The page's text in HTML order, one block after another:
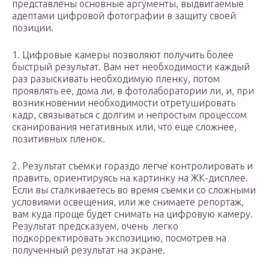
представлены основные аргументы, выдвигаемые
адептами цифровой фотографии в защиту своей
позиции.
1. Цифровые камеры позволяют получить более
быстрый результат. Вам нет необходимости каждый
раз разыскивать необходимую пленку, потом
проявлять ее, дома ли, в фотолаборатории ли, и, при
возникновении необходимости отретушировать
кадр, связываться с долгим и непростым процессом
сканирования негативных или, что еще сложнее,
позитивных пленок.
2. Результат съемки гораздо легче контролировать и
править, ориентируясь на картинку на ЖК-дисплее.
Если вы сталкиваетесь во время съемки со сложными
условиями освещения, или же снимаете репортаж,
вам куда проще будет снимать на цифровую камеру.
Результат предсказуем, очень легко
подкорректировать экспозицию, посмотрев на
полученный результат на экране.